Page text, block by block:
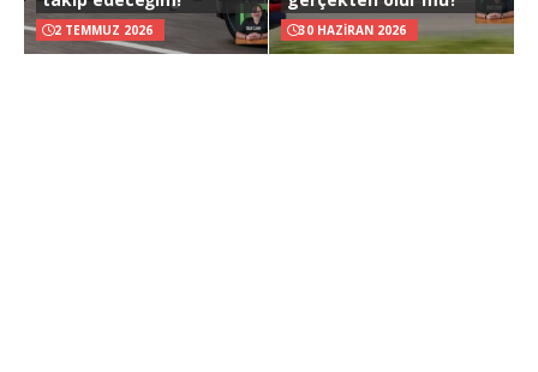
2 TEMMUZ 2026 30 HAZIRAN 2026